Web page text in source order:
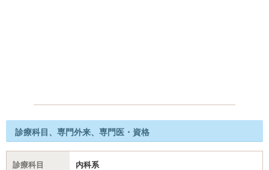
診療科目、専門外来、専門医・資格
診療科目
内科系